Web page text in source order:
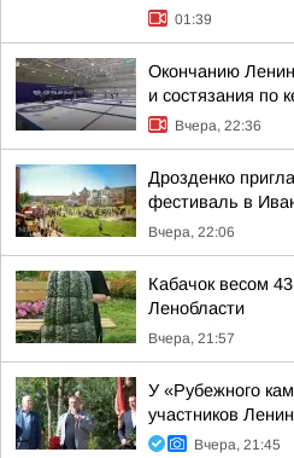
01:39
Окончанию
и состязания по
Вчера, 22:36
Дрозденко
фестиваль в
Вчера, 22:06
Кабачок весом
Ленобласти
Вчера, 21:57
У «Рубежного
участников
Вчера, 21:45